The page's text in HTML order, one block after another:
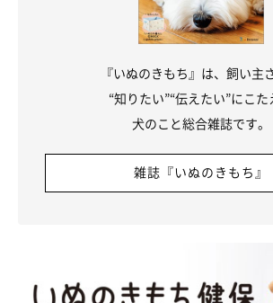
『いぬのきもち』は、飼い主
“知りたい”“伝えたい”にこた
犬のこと総合雑誌です。
雑誌『いぬのきもち』